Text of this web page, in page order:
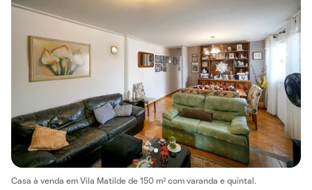
Casa à venda em Vila Matilde de 150 m² com varanda e quintal.